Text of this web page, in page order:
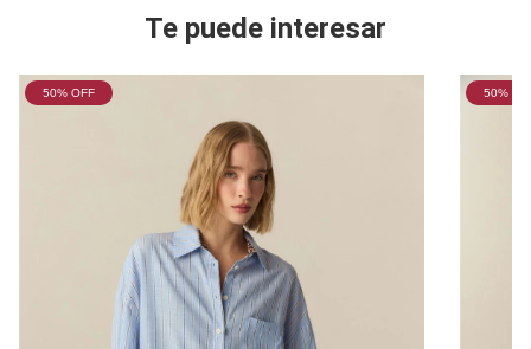
Te puede interesar
50% OFF 50%